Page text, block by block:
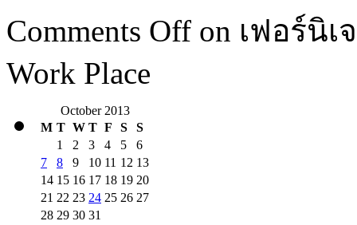
Comments Off on เฟอร์นิ
Work Place
October 2013
M T W T F S
S
1
2 3 4 5
6
7
8 9 10 11 12 13
14 15 16 17 18 19 20
21 22 23 24 25 26 27
28 29 30 31